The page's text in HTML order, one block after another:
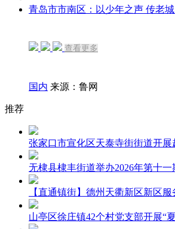
青岛市市南区：以少年之声 传老
查看更多
国内 来源：鲁网
推荐
张家口市宣化区天泰寺街街道开展
无棣县棣丰街道举办2026年第十一
【直通镇街】德州天衢新区新区
山亭区徐庄镇42个村党支部开展“